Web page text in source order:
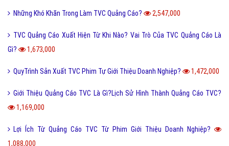
Những Khó Khăn Trong Làm TVC Quảng Cáo? 2,547,000
TVC Quảng Cáo Xuất Hiện Từ Khi Nào? Vai Trò Của TVC Quảng Cáo Là
Gì?
1,673,000
QuyTrình Sản Xuất TVC Phim Tự Giới Thiệu Doanh Nghiệp? 1,472,000
Giới Thiệu Quảng Cáo TVC Là Gì?Lịch Sử Hình Thành Quảng Cáo TVC?
1,169,000
Lợi Ích Từ Quảng Cáo TVC Từ Phim Giới Thiệu Doanh Nghiệp?
1,088,000